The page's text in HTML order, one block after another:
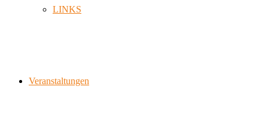
LINKS
Veranstaltungen